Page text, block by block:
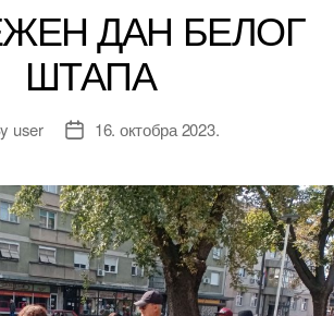
ДАН БЕЛОГ
ШТАПА
user
Post16. октобра 2023.